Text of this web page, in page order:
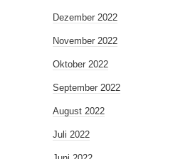
Dezember 2022
November 2022
Oktober 2022
September 2022
August 2022
Juli 2022